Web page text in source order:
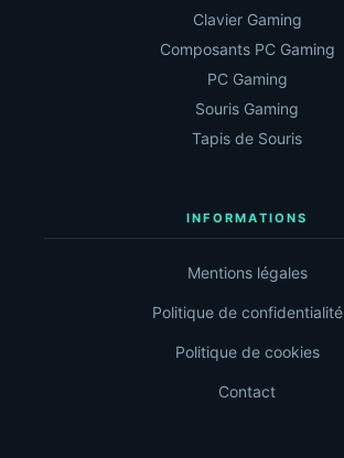
Clavier Gaming
Composants PC Gaming
PC Gaming
Souris Gaming
Tapis de Souris
INFORMATIONS
Mentions légales
Politique de confidentialité
Politique de cookies
Contact